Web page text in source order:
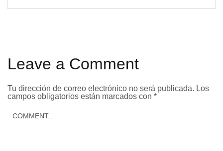
Leave a Comment
Tu dirección de correo electrónico no será publicada. Los
campos obligatorios están marcados con *